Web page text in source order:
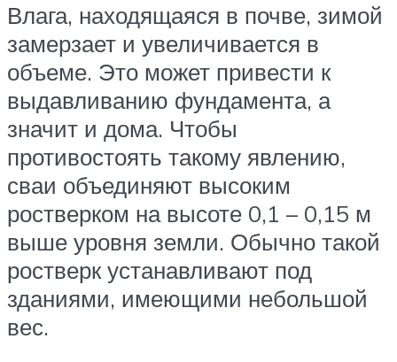
Влага, находящаяся в почве, зимой
замерзает и увеличивается в
объеме. Это может привести к
выдавливанию фундамента, а
значит и дома. Чтобы
противостоять такому явлению,
сваи объединяют высоким
ростверком на высоте 0,1 – 0,15 м
выше уровня земли. Обычно такой
ростверк устанавливают под
зданиями, имеющими небольшой
вес.